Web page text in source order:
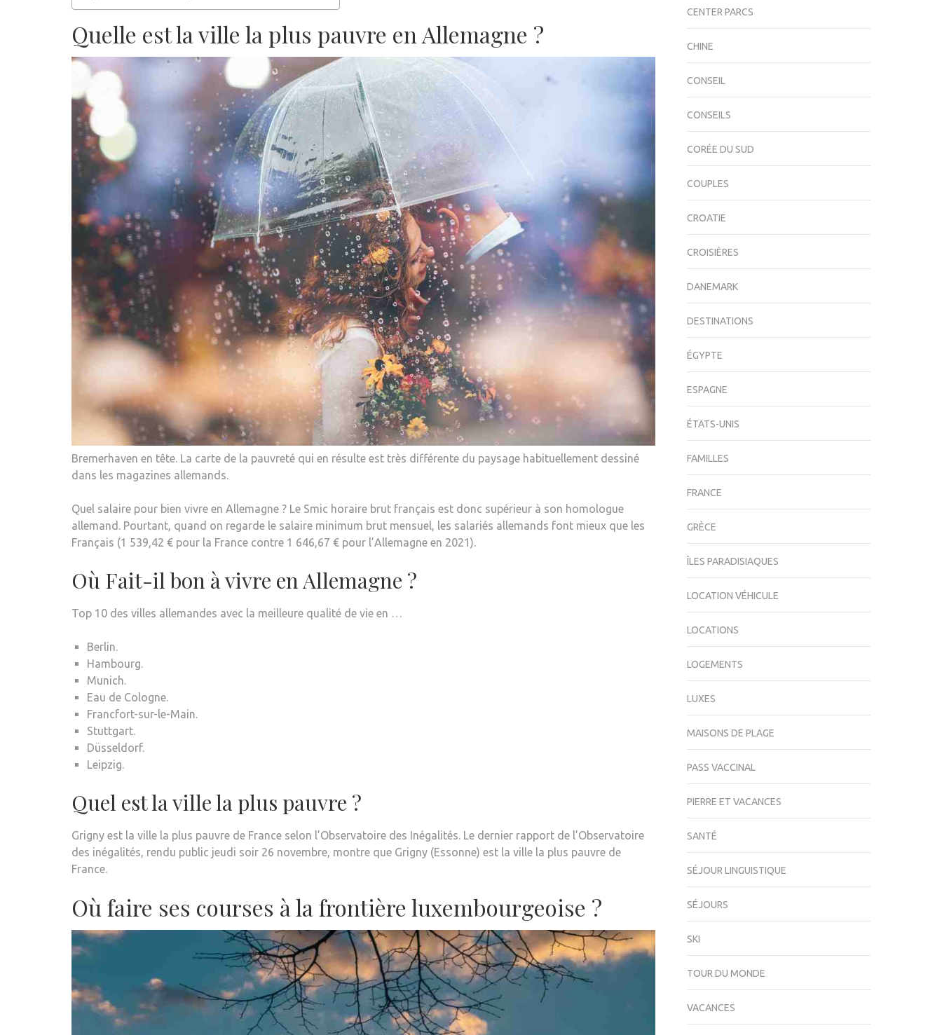
Quelle est la ville la plus pauvre en Allemagne ?
Bremerhaven en tête. La carte de la pauvreté qui en résulte est très différente du paysage habituellement dessiné
dans les magazines allemands.
Quel salaire pour bien vivre en Allemagne ? Le Smic horaire brut français est donc supérieur à son homologue
allemand. Pourtant, quand on regarde le salaire minimum brut mensuel, les salariés allemands font mieux que les
Français (1 539,42 € pour la France contre 1 646,67 € pour l’Allemagne en 2021).
Où Fait-il bon à vivre en Allemagne ?
Top 10 des villes allemandes avec la meilleure qualité de vie en …
Berlin.
Hambourg.
Munich.
Eau de Cologne.
Francfort-sur-le-Main.
Stuttgart.
Düsseldorf.
Leipzig.
Quel est la ville la plus pauvre ?
Grigny est la ville la plus pauvre de France selon l’Observatoire des Inégalités. Le dernier rapport de l’Observatoire
des inégalités, rendu public jeudi soir 26 novembre, montre que Grigny (Essonne) est la ville la plus pauvre de
France.
Où faire ses courses à la frontière luxembourgeoise ?
CENTER PARCS
CHINE
CONSEIL
CONSEILS
CORÉE DU SUD
COUPLES
CROATIE
CROISIÈRES
DANEMARK
DESTINATIONS
ÉGYPTE
ESPAGNE
ÉTATS-UNIS
FAMILLES
FRANCE
GRÈCE
ÎLES PARADISIAQUES
LOCATION VÉHICULE
LOCATIONS
LOGEMENTS
LUXES
MAISONS DE PLAGE
PASS VACCINAL
PIERRE ET VACANCES
SANTÉ
SÉJOUR LINGUISTIQUE
SÉJOURS
SKI
TOUR DU MONDE
VACANCES